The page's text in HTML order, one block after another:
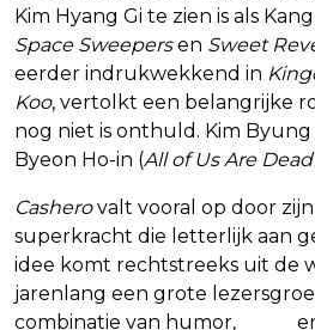
Kim Hyang Gi te zien is als
Space Sweepersen Sweet
eerder indrukwekkend in
Koo, vertolkt een belangrijke
nog niet is onthuld. Kim
Byeon Ho-in (All of Us Are Dead
Casherovalt vooral op door
superkracht die letterlijk aan
idee komt rechtstreeks uit de
jarenlang een grote
combinatie van humor,